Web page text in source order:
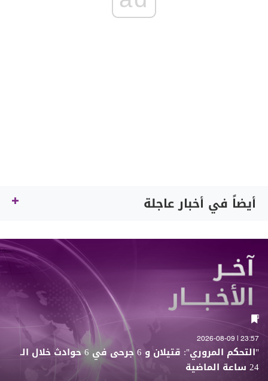
أيضاً في أخبار عاجلة
23:57 | 2026-08-09
"التحكم المروري": قتيلان و 6 جرحى في 6 حوادث خلال الـ
24 ساعة الماضية